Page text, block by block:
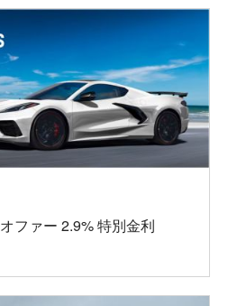
ファー 2.9% 特別金利